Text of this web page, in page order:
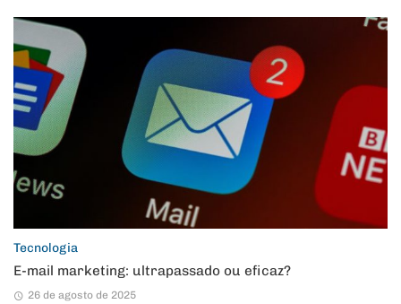
Tecnologia
E-mail marketing: ultrapassado ou eficaz?
26 de agosto de 2025